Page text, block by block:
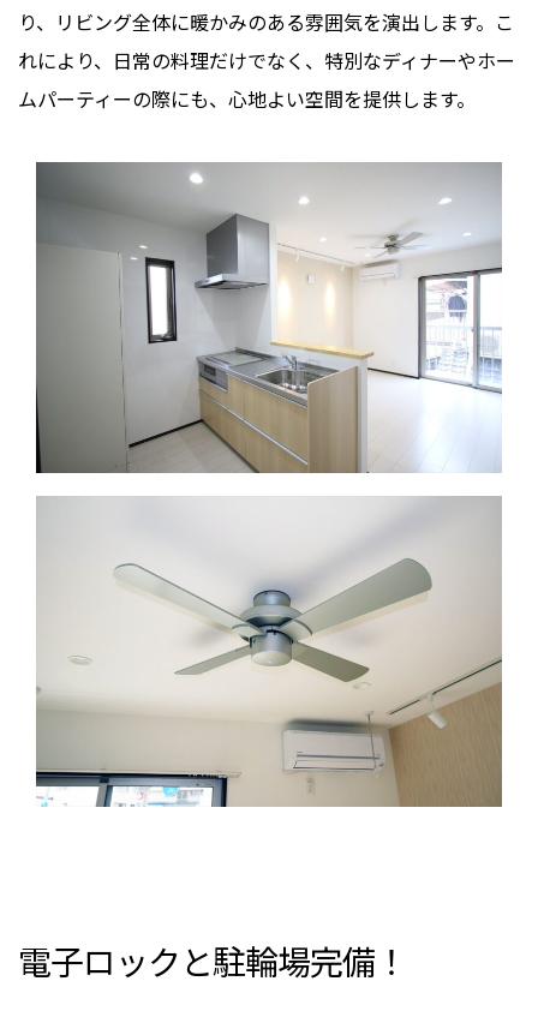
り、リビング全体に暖かみのある雰囲気を演出します。こ
れにより、日常の料理だけでなく、特別なディナーやホー
ムパーティーの際にも、心地よい空間を提供します。
電子ロックと駐輪場完備！